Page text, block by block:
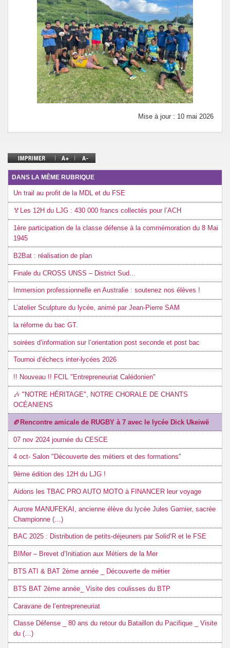
Mise à jour : 10 mai 2026
DANS LA MÊME RUBRIQUE
Un trail au profit de la MDL et du FSE
🏅Les 12H du LJG : 430 000 francs collectés pour l’ACH
1ère participation de la classe défense à la commémoration du 8 Mai
1945
B2Bat : réalisation de plan
Finale du CROSS UNSS – District Sud...
Immersion professionnelle en Australie : soutenez nos élèves !
L’atelier Sculpture du lycée, animé par Jean-Pierre SAM
la réforme du bac GT.
soirées d’information sur l’orientation post seconde et post bac
Tournoi d’échecs inter-lycées 2026
!! Nouveau !! FCIL "Entrepreneuriat Calédonien"
🎶 "NOTRE HÉRITAGE", NOTRE CHORALE DE CHANTS
OCÉANIENS
🏉Rencontre amicale de RUGBY à 7 avec le lycée Dick Ukeiwë
07 nov 2024 journée du CESCE
4 oct- Salon "Découverte des métiers et des formations"
9ème édition des 12H du LJG !
Aidons les TBAC PRO AUTO MOTO à FINANCER leur voyage
Aurore MANUFEKAI, ancienne élève du lycée Jules Garnier, sacrée
Championne (…)
BAC 2025 : Distribution de petits-déjeuners par Solid’R et le FSE
BIMer – Brevet d’Initiation aux Métiers de la Mer
BTS ATI & BAT 2ème année _ Découverte de métier
BTS BAT 2ème année_ Visite des coulisses du BTP
Caravane de l’entrepreneuriat
Classe Défense _ 80 ans du retour du Bataillon du Pacifique _ Visite
du (…)